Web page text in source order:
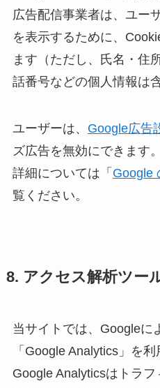
広告配信事業者は、ユー
を表示するために、
ます（ただし、氏名・住
話番号などの個人情報は
ユーザーは、 Google広告
ズ広告を無効にできます。
詳細については「 Google
覧ください。
8. アクセス解析ツー
当サイトでは、Googleに
「Google Analytics」を利
Google Analyticsはトラ